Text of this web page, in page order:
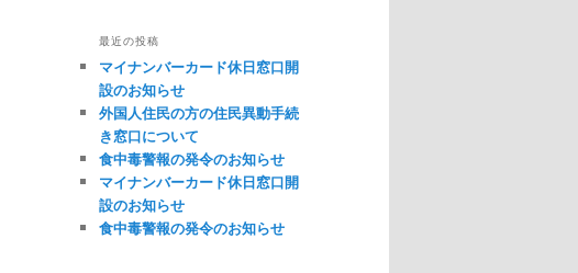
最近の投稿
マイナンバーカード休日窓口開
設のお知らせ
外国人住民の方の住民異動手続
き窓口について
食中毒警報の発令のお知らせ
マイナンバーカード休日窓口開
設のお知らせ
食中毒警報の発令のお知らせ